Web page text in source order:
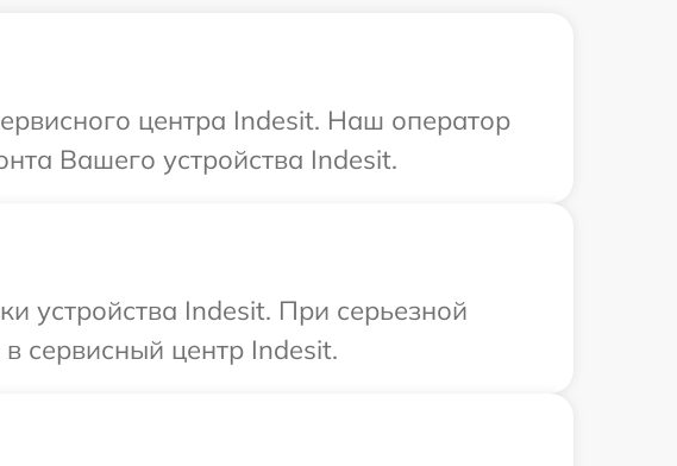
центра Indesit. Наш оператор
Вашего устройства Indesit.
устройства Indesit. При серьезной
сервисный центр Indesit.